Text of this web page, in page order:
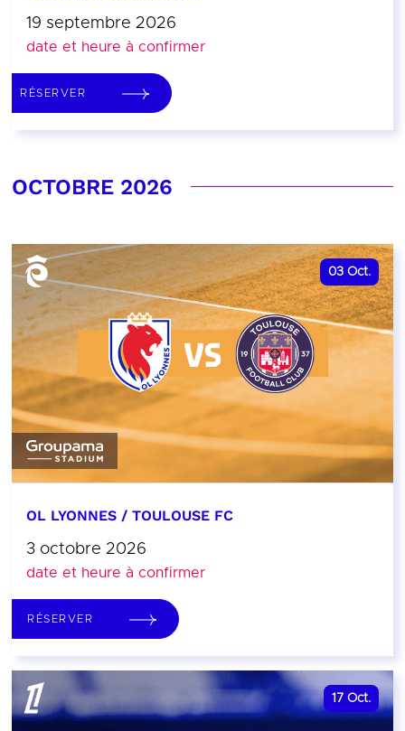
19 septembre 2026
date et heure à confirmer
RÉSERVER
OCTOBRE 2026
03 Oct.
OL LYONNES / TOULOUSE FC
3 octobre 2026
date et heure à confirmer
RÉSERVER
17 Oct.